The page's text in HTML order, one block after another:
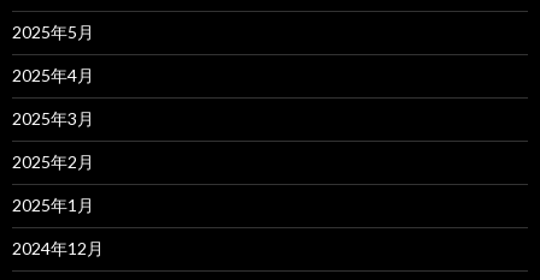
2025年5月
2025年4月
2025年3月
2025年2月
2025年1月
2024年12月